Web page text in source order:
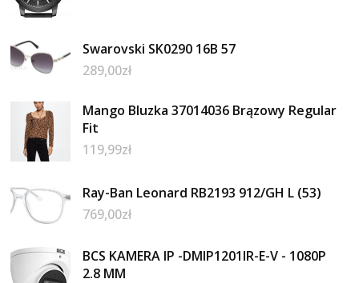
Swarovski SK0290 16B 57
289,00zł
Mango Bluzka 37014036 Brązowy Regular
Fit
119,99zł
Ray-Ban Leonard RB2193 912/GH L (53)
769,00zł
BCS KAMERA IP -DMIP1201IR-E-V - 1080P
2.8 MM